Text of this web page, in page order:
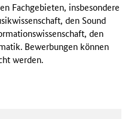
Fachgebieten, insbesondere
den Sound
den
Bewerbungen können
werden.